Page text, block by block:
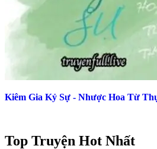
Kiêm Gia Kỷ Sự - Nhược Hoa Từ
Top Truyện Hot Nhất